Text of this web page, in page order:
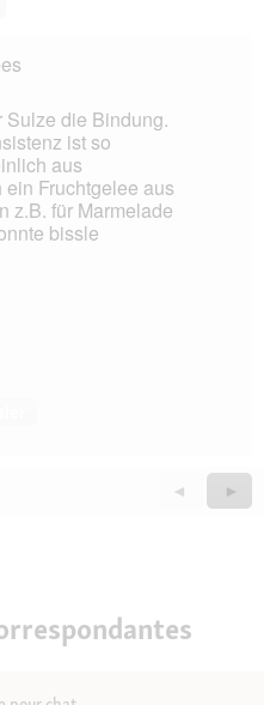
Sulze die Bindung.
ist so
aus
Fruchtgelee aus
z.B. für Marmelade
bissle
Précédent
Questions
◄ ►